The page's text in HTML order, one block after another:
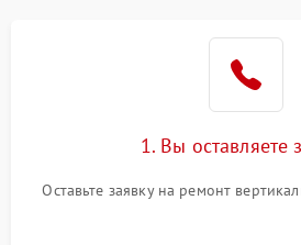
1. Вы оставляете
Оставьте заявку на ремонт